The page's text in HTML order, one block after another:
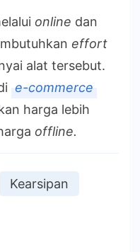
online dan
effort
alat tersebut.
e-commerce
harga lebih
offline.
Kearsipan